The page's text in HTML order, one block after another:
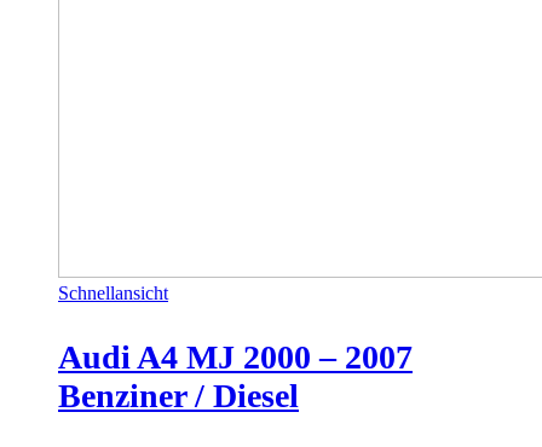
Schnellansicht
Audi A4 MJ 2000 – 2007
Benziner / Diesel